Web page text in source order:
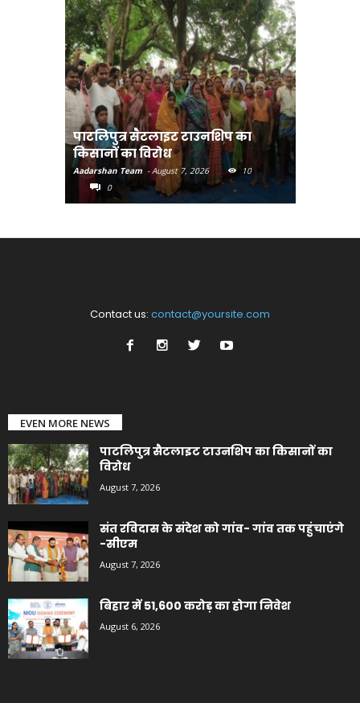
पाटलिपुत्र सैटलाइट टाउनशिप का
किसानों का विरोध
Aadarshan Team - August 7, 2026
10
0
Contact us: contact@yoursite.com
EVEN MORE NEWS
पाटलिपुत्र सैटलाइट टाउनशिप का किसानों का
विरोध
August 7, 2026
संत रविदास के संदेश को गांव- गांव तक पहुंचाएंगे
-सीएम
August 7, 2026
बिहार में 51,600 करोड़ का होगा निवेश
August 6, 2026